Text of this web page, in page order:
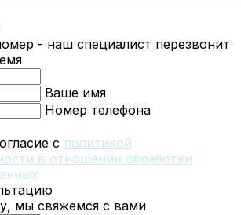
- наш специалист перезвонит
Ваше имя
Номер телефона
с политикой
в отношении обработки
мы свяжемся с вами